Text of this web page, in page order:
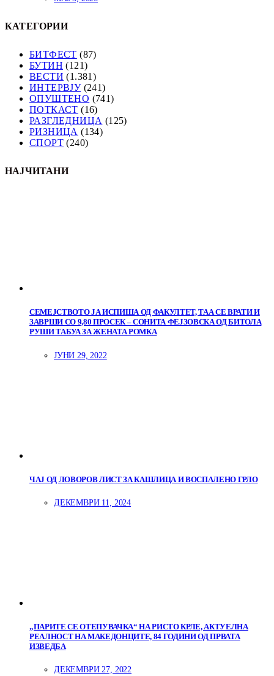
КАТЕГОРИИ
БИТФЕСТ (87)
БУТИН (121)
ВЕСТИ (1.381)
ИНТЕРВЈУ(241)
ОПУШТЕНО (741)
ПОТКАСТ (16)
РАЗГЛЕДНИЦА (125)
РИЗНИЦА (134)
СПОРТ (240)
НАЈЧИТАНИ
СЕМЕЈСТВОТО ЈА ИСПИША ОД ФАКУЛТЕТ, ТАА СЕ ВРАТИ И
ЗАВРШИ СО 9,80 ПРОСЕК – СОНИТА ФЕЈЗОВСКА ОД БИТОЛА
РУШИ ТАБУА ЗА ЖЕНАТА РОМКА
ЈУНИ 29, 2022
ЧАЈ ОД ЛОВОРОВ ЛИСТ ЗА КАШЛИЦА И ВОСПАЛЕНО ГРЛО
ДЕКЕМВРИ 11, 2024
„ПАРИТЕ СЕ ОТЕПУВАЧКА“ НА РИСТО КРЛЕ, АКТУЕЛНА
РЕАЛНОСТ НА МАКЕДОНЦИТЕ, 84 ГОДИНИ ОД ПРВАТА
ИЗВЕДБА
ДЕКЕМВРИ 27, 2022